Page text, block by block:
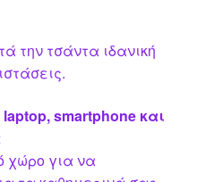
την τσάντα ιδανική
smartphone και
χώρο για να